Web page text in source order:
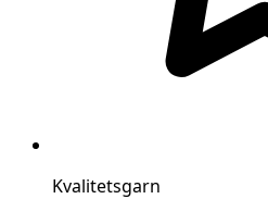
Kvalitetsgarn